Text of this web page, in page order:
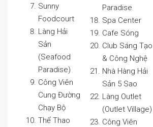
Sunny
Foodcourt
Làng Hải
Sản
(Seafood
Paradise)
Công Viên
Cung Đường
Chạy Bộ
Thể Thao
Paradise
Spa Center
Cafe Sóng
Club Sáng Tạo
& Công Nghệ
Nhà Hàng Hải
Sản 5 Sao
Làng Outlet
(Outlet Village)
Công Viên